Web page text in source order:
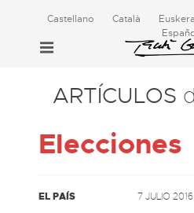
Castellano Català Euskera
ARTÍCULOS
Elecciones
EL PAÍS 7 JULIO 2016